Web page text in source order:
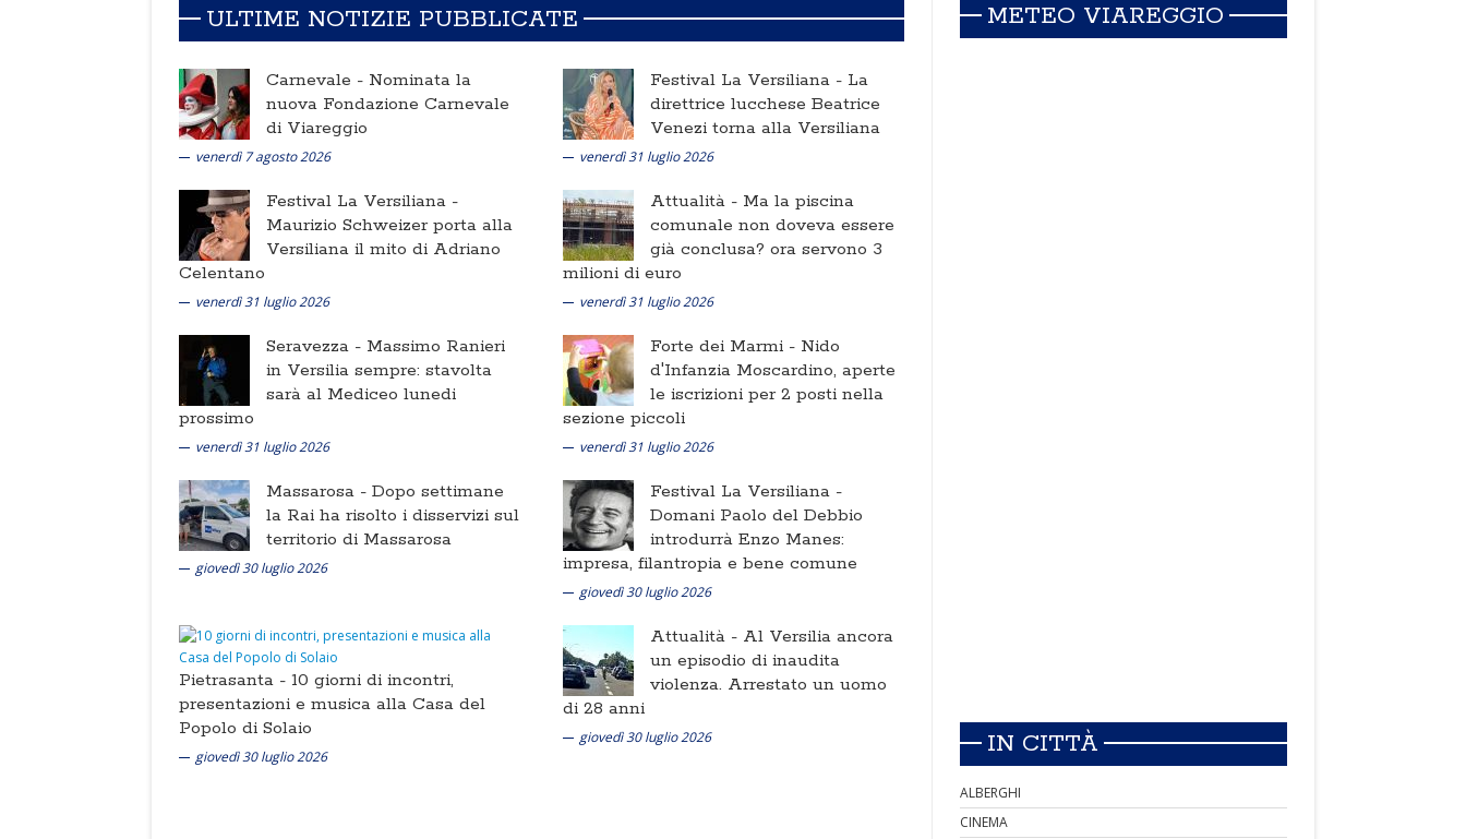
ULTIME NOTIZIE PUBBLICATE
Carnevale - Nominata la
nuova Fondazione Carnevale
di Viareggio
venerdì 7 agosto 2026
Festival La Versiliana - La
direttrice lucchese Beatrice
Venezi torna alla Versiliana
venerdì 31 luglio 2026
Festival La Versiliana -
Maurizio Schweizer porta alla
Versiliana il mito di Adriano
Celentano
venerdì 31 luglio 2026
Attualità - Ma la piscina
comunale non doveva essere
già conclusa? ora servono 3
milioni di euro
venerdì 31 luglio 2026
Seravezza - Massimo Ranieri
in Versilia sempre: stavolta
sarà al Mediceo lunedi
prossimo
venerdì 31 luglio 2026
Forte dei Marmi - Nido
d'Infanzia Moscardino, aperte
le iscrizioni per 2 posti nella
sezione piccoli
venerdì 31 luglio 2026
Massarosa - Dopo settimane
la Rai ha risolto i disservizi sul
territorio di Massarosa
giovedì 30 luglio 2026
Festival La Versiliana -
Domani Paolo del Debbio
introdurrà Enzo Manes:
impresa, filantropia e bene comune
giovedì 30 luglio 2026
Pietrasanta - 10 giorni di incontri,
presentazioni e musica alla Casa del
Popolo di Solaio
giovedì 30 luglio 2026
Attualità - Al Versilia ancora
un episodio di inaudita
violenza. Arrestato un uomo
di 28 anni
giovedì 30 luglio 2026
METEO VIAREGGIO
IN CITTÀ
ALBERGHI
CINEMA